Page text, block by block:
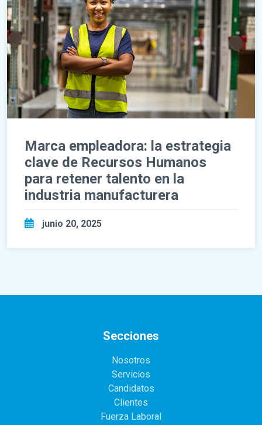
Marca empleadora: la estrategia
clave de Recursos Humanos
para retener talento en la
industria manufacturera
junio 20, 2025
Secciones
Nosotros
Servicios
Candidatos
Clientes
Fuerza Laboral